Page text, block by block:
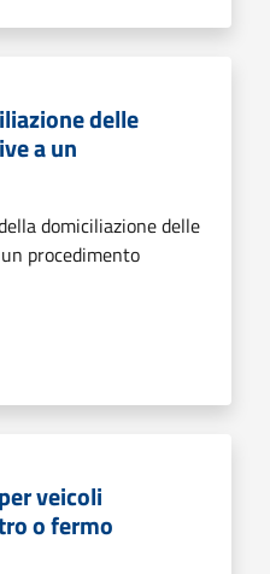
delle
a un
domiciliazione delle
procedimento
veicoli
o fermo